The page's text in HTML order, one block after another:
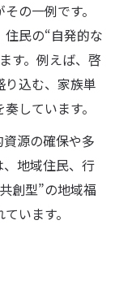
の一例です。
民の“自発的な
す。例えば、啓
込む、家族単
しています。
源の確保や多
地域住民、行
創型”の地域福
います。